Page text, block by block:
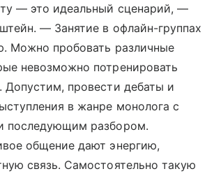
— это идеальный сценарий, —
— Занятие в офлайн-группах
Можно пробовать различные
невозможно потренировать
Допустим, провести дебаты и
в жанре монолога с
последующим разбором.
общение дают энергию,
связь. Самостоятельно такую